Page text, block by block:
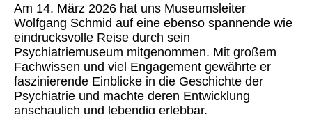
Am 14. März 2026 hat uns Museumsleiter
Wolfgang Schmid auf eine ebenso spannende wie
eindrucksvolle Reise durch sein
Psychiatriemuseum mitgenommen. Mit großem
Fachwissen und viel Engagement gewährte er
faszinierende Einblicke in die Geschichte der
Psychiatrie und machte deren Entwicklung
anschaulich und lebendig erlebbar.